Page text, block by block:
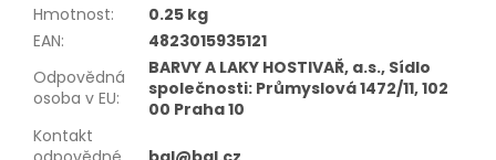
Hmotnost:
0.25 kg
EAN:
4823015935121
Odpovědná
osoba v EU:
BARVY A LAKY HOSTIVAŘ, a.s., Sídlo
společnosti: Průmyslová 1472/11, 102
00 Praha 10
Kontakt